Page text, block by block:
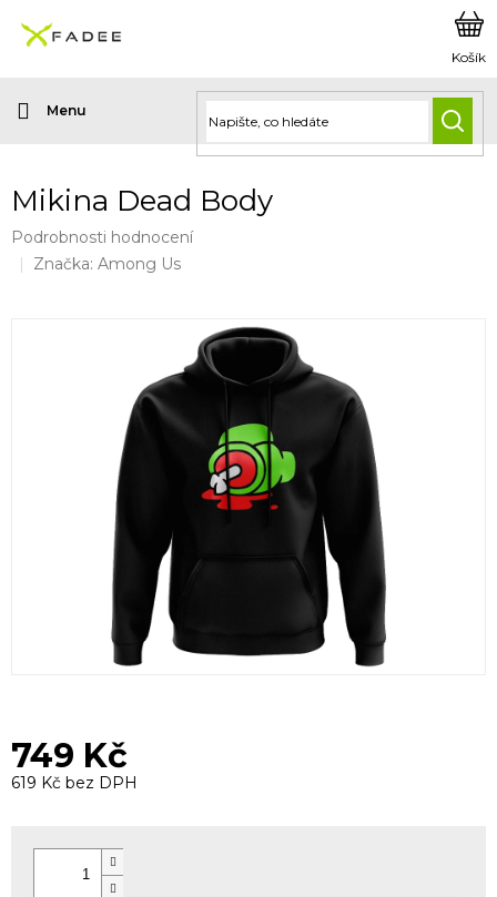
obsah
Mikina Dead Body
Průměrné
hodnocení
Podrobnosti hodnocení
Značka: Among Us
749 Kč
619 Kč bez DPH